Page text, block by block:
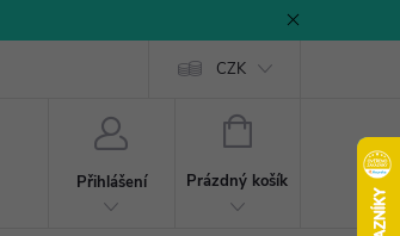
CZK
Přihlášení
NÁKUPNÍ
Prázdný košík